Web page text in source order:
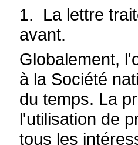
1. La lettre
avant.
Globalement,
à la Société
du temps. La
l'utilisation de
tous les